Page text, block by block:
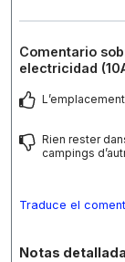
Comentario
electricidad
Rien rester
campings
Traduce el
Notas